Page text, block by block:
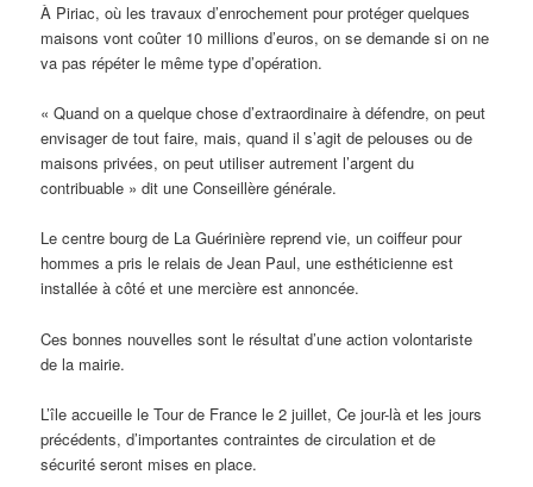
À Piriac, où les travaux d’enrochement pour protéger quelques
maisons vont coûter 10 millions d’euros, on se demande si on ne
va pas répéter le même type d’opération.
« Quand on a quelque chose d’extraordinaire à défendre, on peut
envisager de tout faire, mais, quand il s’agit de pelouses ou de
maisons privées, on peut utiliser autrement l’argent du
contribuable » dit une Conseillère générale.
Le centre bourg de La Guérinière reprend vie, un coiffeur pour
hommes a pris le relais de Jean Paul, une esthéticienne est
installée à côté et une mercière est annoncée.
Ces bonnes nouvelles sont le résultat d’une action volontariste
de la mairie.
L’île accueille le Tour de France le 2 juillet, Ce jour-là et les jours
précédents, d’importantes contraintes de circulation et de
sécurité seront mises en place.